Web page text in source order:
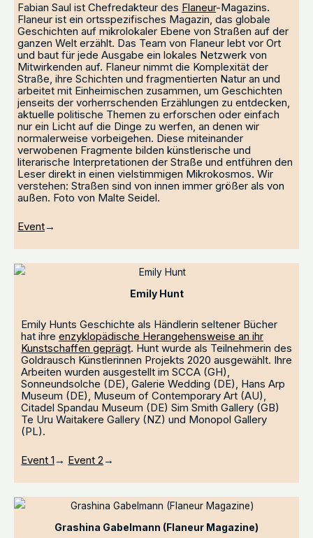
Fabian Saul ist Chefredakteur des Flaneur-Magazins.
Flaneur ist ein ortsspezifisches Magazin, das globale
Geschichten auf mikrolokaler Ebene von Straßen auf der
ganzen Welt erzählt. Das Team von Flaneur lebt vor Ort
und baut für jede Ausgabe ein lokales Netzwerk von
Mitwirkenden auf. Flaneur nimmt die Komplexität der
Straße, ihre Schichten und fragmentierten Natur an und
arbeitet mit Einheimischen zusammen, um Geschichten
jenseits der vorherrschenden Erzählungen zu entdecken,
aktuelle politische Themen zu erforschen oder einfach
nur ein Licht auf die Dinge zu werfen, an denen wir
normalerweise vorbeigehen. Diese miteinander
verwobenen Fragmente bilden künstlerische und
literarische Interpretationen der Straße und entführen den
Leser direkt in einen vielstimmigen Mikrokosmos. Wir
verstehen: Straßen sind von innen immer größer als von
außen. Foto von Malte Seidel.
Event→
Emily Hunt
Emily Hunts Geschichte als Händlerin seltener Bücher
hat ihre enzyklopädische Herangehensweise an ihr
Kunstschaffen geprägt. Hunt wurde als Teilnehmerin des
Goldrausch Künstlerinnen Projekts 2020 ausgewählt. Ihre
Arbeiten wurden ausgestellt im SCCA (GH),
Sonneundsolche (DE), Galerie Wedding (DE), Hans Arp
Museum (DE), Museum of Contemporary Art (AU),
Citadel Spandau Museum (DE) Sim Smith Gallery (GB)
Te Uru Waitakere Gallery (NZ) und Monopol Gallery
(PL).
Event 1 → Event 2 →
Grashina Gabelmann (Flaneur Magazine)